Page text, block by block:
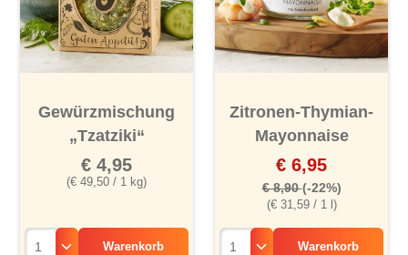
Gewürzmischung
„Tzatziki“
(€ 49,50 / 1 kg)
€ 4,95
Warenkorb
Zitronen-Thymian-
Mayonnaise
(€ 31,59 / 1 l)
€ 6,95
€ 8,90(-22%)
Warenkorb